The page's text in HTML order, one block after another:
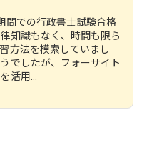
間での行政書士試験合格
知識もなく、時間も限ら
方法を模索していまし
でしたが、フォーサイト
活用...